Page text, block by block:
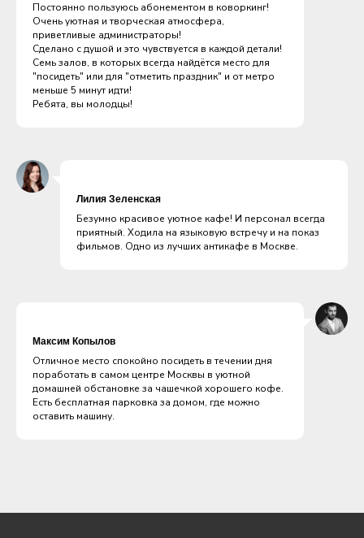
Постоянно пользуюсь абонементом в коворкинг!
Очень уютная и творческая атмосфера,
приветливые администраторы!
Сделано с душой и это чувствуется в каждой детали!
Семь залов, в которых всегда найдётся место для
"посидеть" или для "отметить праздник" и от метро
меньше 5 минут идти!
Ребята, вы молодцы!
Лилия Зеленская
Безумно красивое уютное кафе! И персонал всегда
приятный. Ходила на языковую встречу и на показ
фильмов. Одно из лучших антикафе в Москве.
Максим Копылов
Отличное место спокойно посидеть в течении дня
поработать в самом центре Москвы в уютной
домашней обстановке за чашечкой хорошего кофе.
Есть бесплатная парковка за домом, где можно
оставить машину.